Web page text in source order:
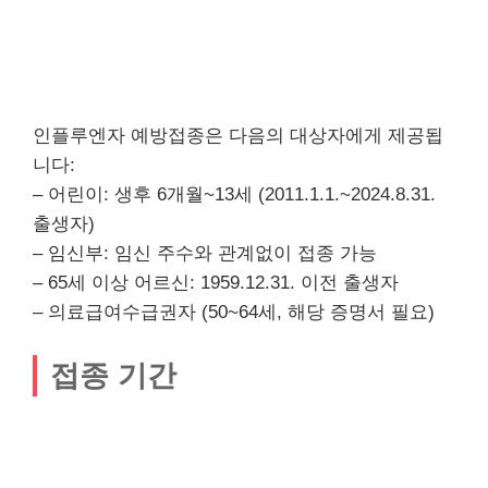
인플루엔자 예방접종은 다음의 대상자에게 제공됩
니다:
– 어린이: 생후 6개월~13세 (2011.1.1.~2024.8.31.
출생자)
– 임신부: 임신 주수와 관계없이 접종 가능
– 65세 이상 어르신: 1959.12.31. 이전 출생자
– 의료급여수급권자 (50~64세, 해당 증명서 필요)
접종 기간